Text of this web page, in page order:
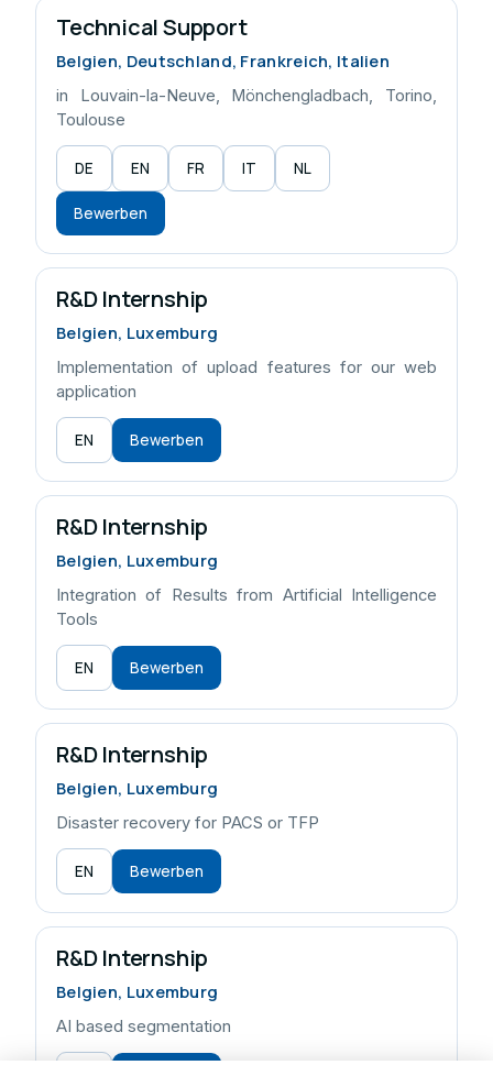
Technical Support
Belgien, Deutschland, Frankreich, Italien
in Louvain-la-Neuve, Mönchengladbach, Torino,
Toulouse
DE EN FR IT NL
Bewerben
R&D Internship
Belgien, Luxemburg
Implementation of upload features for our web
application
EN Bewerben
R&D Internship
Belgien, Luxemburg
Integration of Results from Artificial Intelligence
Tools
EN Bewerben
R&D Internship
Belgien, Luxemburg
Disaster recovery for PACS or TFP
EN Bewerben
R&D Internship
Belgien, Luxemburg
AI based segmentation